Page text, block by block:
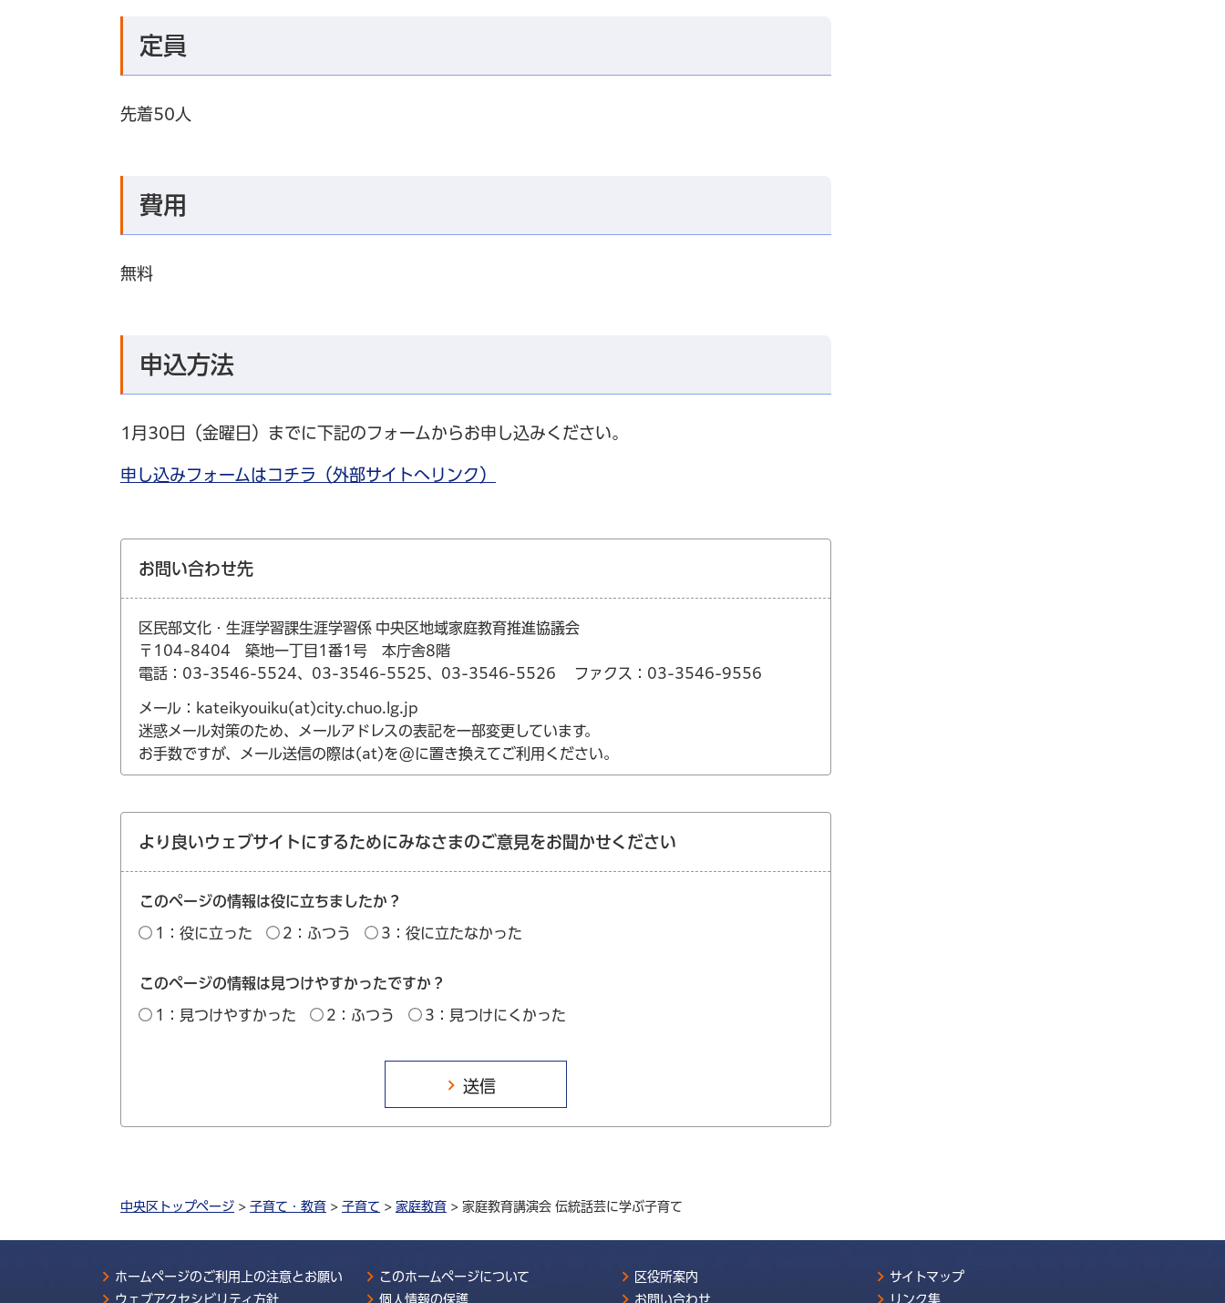
定員
先着50人
費用
無料
申込方法
1月30日（金曜日）までに下記のフォームからお申し込みください。
申し込みフォームはコチラ（外部サイトへリンク）
お問い合わせ先
区民部文化・生涯学習課生涯学習係 中央区地域家庭教育推進協議会
〒104-8404 築地一丁目1番1号 本庁舎8階
電話：03-3546-5524、03-3546-5525、03-3546-5526
ファクス：03-3546-9556
メール：kateikyouiku(at)city.chuo.lg.jp
迷惑メール対策のため、メールアドレスの表記を一部変更しています。
お手数ですが、メール送信の際は(at)を@に置き換えてご利用ください。
より良いウェブサイトにするためにみなさまのご意見をお聞かせください
このページの情報は役に立ちましたか？
1：役に立った 2：ふつう 3：役に立たなかった
このページの情報は見つけやすかったですか？
1：見つけやすかった 2：ふつう 3：見つけにくかった
中央区トップページ > 子育て・教育 > 子育て > 家庭教育 > 家庭教育講演会 伝統話芸に学ぶ子育て
ホームページのご利用上の注意とお願い このホームページについて 区役所案内
サイトマップ
ウェブアクセシビリティ方針
個人情報の保護 お問い合わせ リンク集